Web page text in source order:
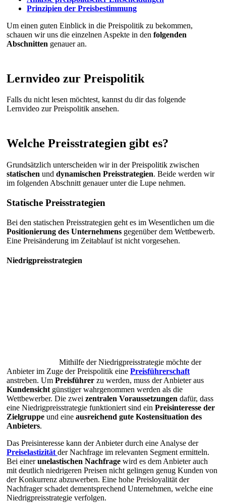
Prinzipien der Preisbestimmung
Um einen guten Einblick in die Preispolitik zu bekommen,
schauen wir uns die einzelnen Aspekte in den folgenden
Abschnitten genauer an.
Lernvideo zur Preispolitik
Falls du nicht lesen möchtest, kannst du dir das folgende
Lernvideo zur Preispolitik ansehen.
Welche Preisstrategien gibt es?
Grundsätzlich unterscheiden wir in der Preispolitik zwischen
statischen und dynamischen Preisstrategien. Beide werden wir
im folgenden Abschnitt genauer unter die Lupe nehmen.
Statische Preisstrategien
Bei den statischen Preisstrategien geht es im Wesentlichen um die
Positionierung des Unternehmens gegenüber dem Wettbewerb.
Eine Preisänderung im Zeitablauf ist nicht vorgesehen.
Niedrigpreisstrategien
Mithilfe der Niedrigpreisstrategie möchte der
Anbieter im Zuge der Preispolitik eine Preisführerschaft
anstreben. Um Preisführer zu werden, muss der Anbieter aus
Kundensicht günstiger wahrgenommen werden als die
Wettbewerber. Die zwei zentralen Voraussetzungen dafür, dass
eine Niedrigpreisstrategie funktioniert sind ein Preisinteresse der
Zielgruppe und eine ausreichend gute Kostensituation des
Anbieters.
Das Preisinteresse kann der Anbieter durch eine Analyse der
Preiselastizität der Nachfrage im relevanten Segment ermitteln.
Bei einerunelastischen Nachfrage wird es dem Anbieter auch
mit deutlich niedrigeren Preisen nicht gelingen genug Kunden von
der Konkurrenz abzuwerben. Eine hohe Preisloyalität der
Nachfrager schadet dementsprechend Unternehmen, welche eine
Niedrigpreisstrategie verfolgen.